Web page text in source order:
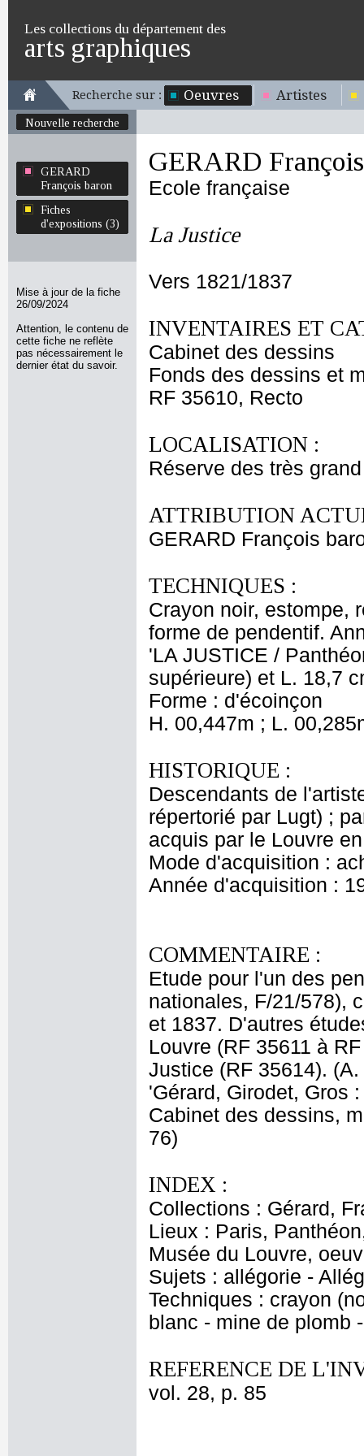
Les collections du département des
arts graphiques
Recherche sur : Oeuvres Artistes
Nouvelle recherche
GERARD
François baron
Fiches
d'expositions (3)
Mise à jour de la fiche
26/09/2024
Attention, le contenu de
cette fiche ne reflète
pas nécessairement le
dernier état du savoir.
GERARD
Ecole française
La Justice
Vers 1821/1837
INVENTAIRES ET
Cabinet des dessins
Fonds des dessins et
RF 35610, Recto
LOCALISATION :
Réserve des très
ATTRIBUTION
GERARD François
TECHNIQUES :
Crayon noir, estompe,
forme de pendentif.
'LA JUSTICE /
supérieure) et L. 18,7
Forme : d'écoinçon
H. 00,447m ; L.
HISTORIQUE :
Descendants de
répertorié par Lugt) ;
acquis par le Louvre
Mode d'acquisition :
Année d'acquisition :
COMMENTAIRE :
Etude pour l'un des
nationales, F/21/578),
et 1837. D'autres
Louvre (RF 35611 à
Justice (RF 35614).
'Gérard, Girodet, Gros
Cabinet des dessins,
76)
INDEX :
Collections : Gérard,
Lieux : Paris,
Musée du Louvre,
Sujets : allégorie -
Techniques : crayon
blanc - mine de plomb
REFERENCE DE
vol. 28, p. 85